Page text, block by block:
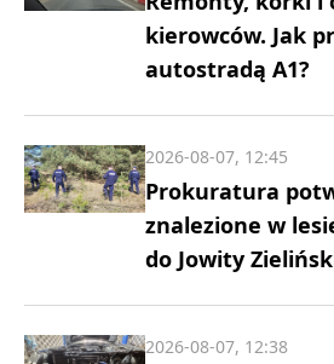
kierowców. Jak
autostradą A1?
Prokuratura
znalezione w
do Jowity
2026-08-07, 12:45
2026-08-07, 12:38